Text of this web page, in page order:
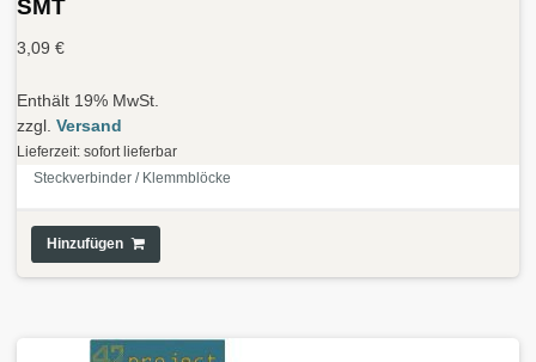
SMT
3,09 €
Enthält 19% MwSt.
zzgl. Versand
Lieferzeit: sofort lieferbar
Steckverbinder / Klemmblöcke
Hinzufügen